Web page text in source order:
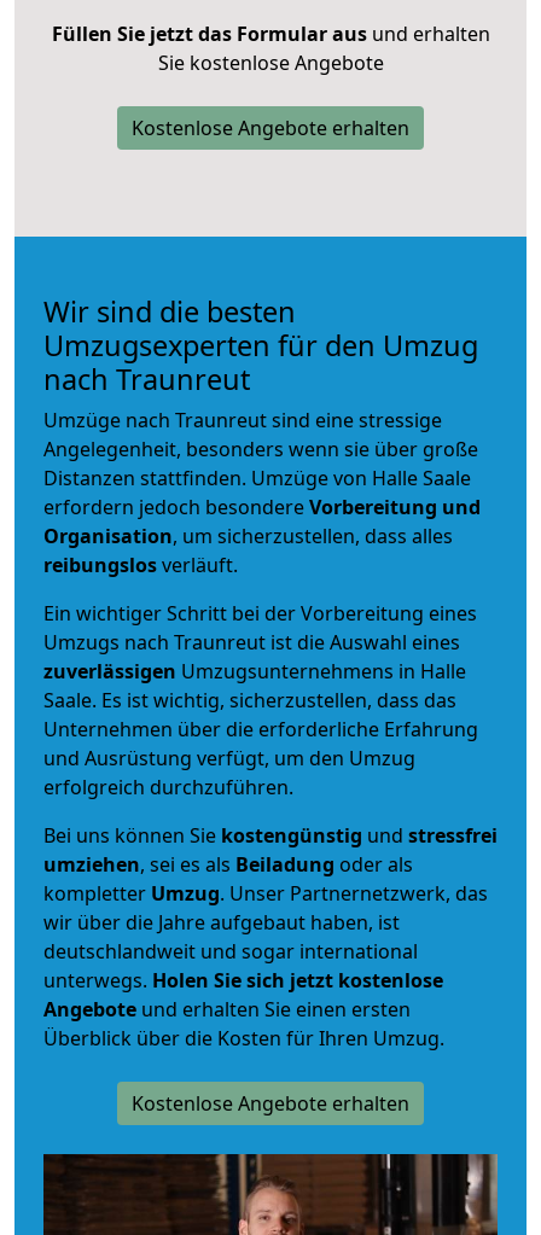
Füllen Sie jetzt das Formular ausund erhalten
Sie kostenlose Angebote
Kostenlose Angebote erhalten
Wir sind die besten
Umzugsexperten für den Umzug
nach Traunreut
Umzüge nach Traunreut sind eine stressige
Angelegenheit, besonders wenn sie über große
Distanzen stattfinden. Umzüge von Halle Saale
erfordern jedoch besondereVorbereitung und
Organisation, um sicherzustellen, dass alles
reibungslosverläuft.
Ein wichtiger Schritt bei der Vorbereitung eines
Umzugs nach Traunreut ist die Auswahl eines
zuverlässigen Umzugsunternehmens in Halle
Saale. Es ist wichtig, sicherzustellen, dass das
Unternehmen über die erforderliche Erfahrung
und Ausrüstung verfügt, um den Umzug
erfolgreich durchzuführen.
Bei uns können Sie kostengünstig und stressfrei
umziehen, sei es als Beiladung oder als
kompletter Umzug. Unser Partnernetzwerk, das
wir über die Jahre aufgebaut haben, ist
deutschlandweit und sogar international
unterwegs. Holen Sie sich jetzt kostenlose
Angebote und erhalten Sie einen ersten
Überblick über die Kosten für Ihren Umzug.
Kostenlose Angebote erhalten